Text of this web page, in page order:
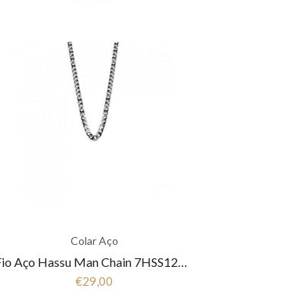
Colar Aço
Fio Aço Hassu Man Chain 7HSS1200610
€29,00